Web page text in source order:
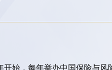
始，每年举办中国保险与风